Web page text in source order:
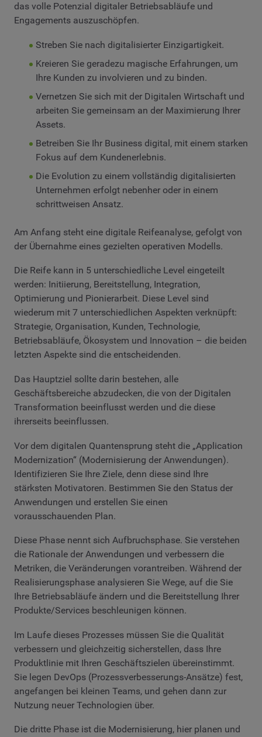
das volle Potenzial digitaler Betriebsabläufe und
Engagements auszuschöpfen.
Streben Sie nach digitalisierter Einzigartigkeit.
Kreieren Sie geradezu magische Erfahrungen, um
Ihre Kunden zu involvieren und zu binden.
Vernetzen Sie sich mit der Digitalen Wirtschaft und
arbeiten Sie gemeinsam an der Maximierung Ihrer
Assets.
Betreiben Sie Ihr Business digital, mit einem starken
Fokus auf dem Kundenerlebnis.
Die Evolution zu einem vollständig digitalisierten
Unternehmen erfolgt nebenher oder in einem
schrittweisen Ansatz.
Am Anfang steht eine digitale Reifeanalyse, gefolgt von
der Übernahme eines gezielten operativen Modells.
Die Reife kann in 5 unterschiedliche Level eingeteilt
werden: Initiierung, Bereitstellung, Integration,
Optimierung und Pionierarbeit. Diese Level sind
wiederum mit 7 unterschiedlichen Aspekten verknüpft:
Strategie, Organisation, Kunden, Technologie,
Betriebsabläufe, Ökosystem und Innovation – die beiden
letzten Aspekte sind die entscheidenden.
Das Hauptziel sollte darin bestehen, alle
Geschäftsbereiche abzudecken, die von der Digitalen
Transformation beeinflusst werden und die diese
ihrerseits beeinflussen.
Vor dem digitalen Quantensprung steht die „Application
Modernization“ (Modernisierung der Anwendungen).
Identifizieren Sie Ihre Ziele, denn diese sind Ihre
stärksten Motivatoren. Bestimmen Sie den Status der
Anwendungen und erstellen Sie einen
vorausschauenden Plan.
Diese Phase nennt sich Aufbruchsphase. Sie verstehen
die Rationale der Anwendungen und verbessern die
Metriken, die Veränderungen vorantreiben. Während der
Realisierungsphase analysieren Sie Wege, auf die Sie
Ihre Betriebsabläufe ändern und die Bereitstellung Ihrer
Produkte/Services beschleunigen können.
Im Laufe dieses Prozesses müssen Sie die Qualität
verbessern und gleichzeitig sicherstellen, dass Ihre
Produktlinie mit Ihren Geschäftszielen übereinstimmt.
Sie legen DevOps (Prozessverbesserungs-Ansätze) fest,
angefangen bei kleinen Teams, und gehen dann zur
Nutzung neuer Technologien über.
Die dritte Phase ist die Modernisierung, hier planen und